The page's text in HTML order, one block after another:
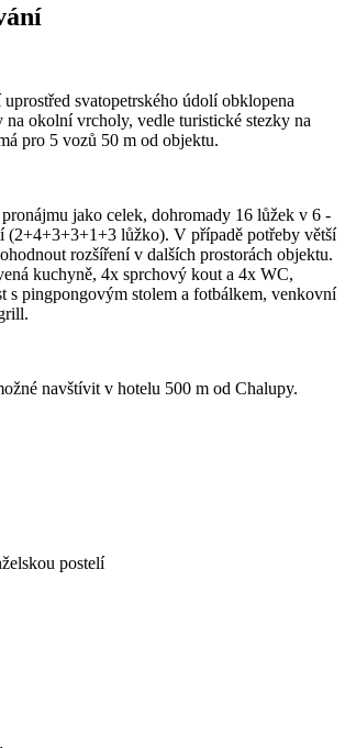
svatopetrského údolí obklopena
okolní vrcholy, vedle turistické stezky na
pro 5 vozů 50 m od objektu.
jako celek, dohromady 16 lůžek v 6 -
(2+4+3+3+1+3 lůžko). V případě potřeby větší
rozšíření v dalších prostorách objektu.
kuchyně, 4x sprchový kout a 4x WC,
s pingpongovým stolem a fotbálkem, venkovní
navštívit v hotelu 500 m od Chalupy.
postelí